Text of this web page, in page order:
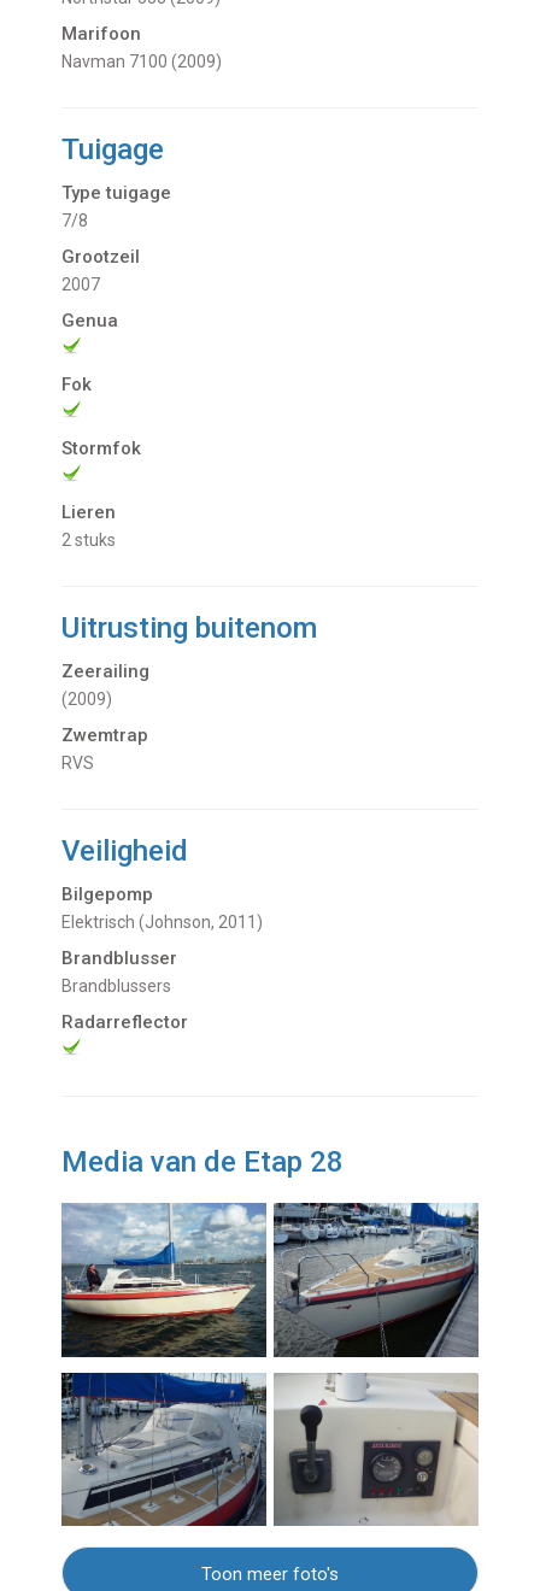
Marifoon
Navman 7100 (2009)
Tuigage
Type tuigage
7/8
Grootzeil
2007
Genua
Fok
Stormfok
Lieren
2 stuks
Uitrusting buitenom
Zeerailing
(2009)
Zwemtrap
RVS
Veiligheid
Bilgepomp
Elektrisch (Johnson, 2011)
Brandblusser
Brandblussers
Radarreflector
Media van de Etap 28
Toon meer foto's